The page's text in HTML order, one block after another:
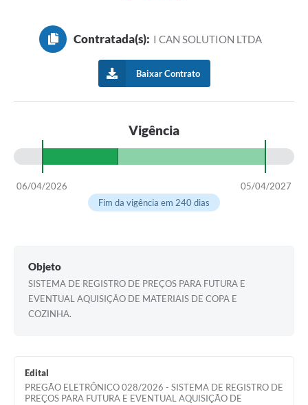
Contratada(s): I CAN SOLUTION LTDA
Baixar Contrato
Vigência
06/04/2026
05/04/2027
Fim da vigência em 240 dias
Objeto
SISTEMA DE REGISTRO DE PREÇOS PARA FUTURA E
EVENTUAL AQUISIÇÃO DE MATERIAIS DE COPA E
COZINHA.
Edital
PREGÃO ELETRÔNICO 028/2026 - SISTEMA DE REGISTRO DE
PREÇOS PARA FUTURA E EVENTUAL AQUISIÇÃO DE